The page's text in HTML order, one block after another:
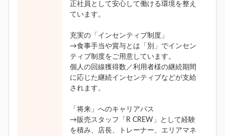
正社員として安心して働ける環境を整え
ています。
充実の「インセンティブ制度」
→食事手当や賞与とは「別」でインセン
ティブ制度をご用意しています。
個人の回線獲得数／利用者様の継続期間
に応じた継続インセンティブなどが支給
されます。
「将来」へのキャリアパス
→販売スタッフ「R CREW」として経験
を積み、店長、トレーナー、エリアマネ